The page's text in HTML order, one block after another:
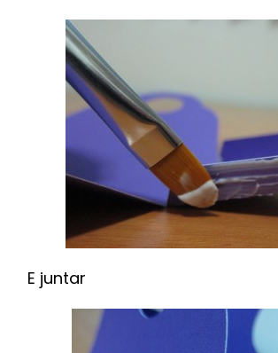
E juntar